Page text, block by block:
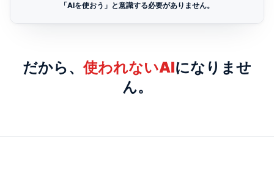
「AIを使おう」と意識する必要がありません。
だから、使われないAIになりませ
ん。